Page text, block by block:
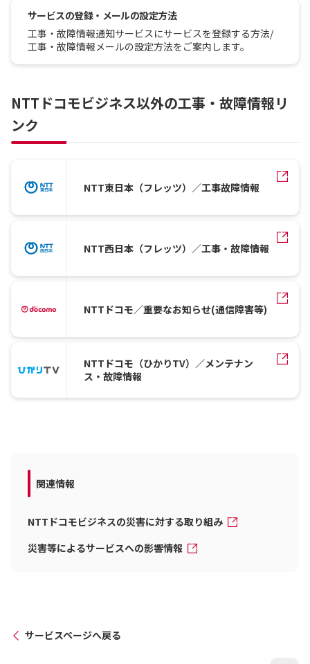
サービスの登録・メールの設定方法
工事・故障情報通知サービスにサービスを登録する方法/
工事・故障情報メールの設定方法をご案内します。
NTTドコモビジネス以外の工事・故障情報リ
ンク
NTT東日本（フレッツ）／工事故障情報
NTT西日本（フレッツ）／工事・故障情報
NTTドコモ／重要なお知らせ(通信障害等)
NTTドコモ（ひかりTV）／メンテナン
ス・故障情報
関連情報
NTTドコモビジネスの災害に対する取り組み
災害等によるサービスへの影響情報
サービスページへ戻る